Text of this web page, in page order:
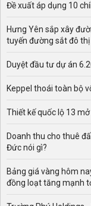
Đề xuất áp dụng 10
Hưng Yên sắp xây
tuyến đường sắt đô
Duyệt đầu tư dự án
Keppel thoái toàn bộ
Thiết kế quốc lộ 13
Doanh thu cho thuê
Đức nói gì?
Bảng giá vàng hôm
đồng loạt tăng mạnh